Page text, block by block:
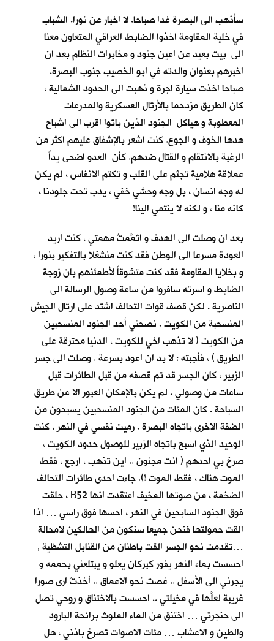
سأذهب الى البصرة غدا صباحا. لا اخبار عن نورا. الشباب
في خلية المقاومة اخذوا الضابط العراقي المتعاون معنا
الى بيت بعيد عن اعين جنود و مخابرات النظام بعد ان
اخبرهم بعنوان والدته في ابو الخصيب جنوب البصرة.
صباحا اخذت سيارة اجرة و ذهبت الى الحدود الشمالية ،
كان الطريق مزدحما بالأرتال العسكرية والمدرعات
المعطوبة و هياكل الجنود الذين باتوا اقرب الى اشباح
هدها الخوف و الجوع. كنت اشعر بالإشفاق عليهم اكثر من
الرغبة بالانتقام و القتال ضدهم. كأن العدو اضحى يداً
عملاقة هلامية تجثم على القلب و تكتم الانفاس ، لم يكن
له وجه انسان ، بل وجه وحشي خفي ، يدب تحت جلودنا ،
كانه منا ، و لكنه لا ينتمي الينا!
بعد ان وصلت الى الهدف و اتَمَّمتُ مهمتي ، كنت اريد
العودة مسرعا الى الوطن فقد كنت منشغلا بالتفكير بنورا ،
و بخلايا المقاومة فقد كنت متشوقاً لأطمئنهم بان زوجة
الضابط و اسرته سافروا من ساعة وصول الرسالة الى
الناصرية . لكن قصف قوات التحالف اشتد على ارتال الجيش
المنسحبة من الكويت . نصحني أحد الجنود المنسحبين
من الكويت ( لا تذهب اخي للكويت ، الدنيا محترقة على
الطريق ) ، فأجبته : لا بد ان اعود بسرعة . وصلت الى جسر
الزبير ، كان الجسر قد تم قصفه من قبل الطائرات قبل
ساعات من وصولي . لم يكن بالإمكان العبور الا عن طريق
السباحة . كان المئات من الجنود المنسحبين يسبحون من
الضفة الاخرى باتجاه البصرة . رميت نفسي في النهر ، كنت
الوحيد الذي اسبح باتجاه الزبير للوصول حدود الكويت ،
صرخ بي احدهم ( انت مجنون .. اين تذهب ، ارجع ، فقط
الموت هناك ، فقط الموت !). جاءت احدى طائرات التحالف
الضخمة ، من صوتها المخيف اعتقدت انها B52 ، حلقت
فوق الجنود السابحين في النهر ، احسها فوق راسي … اذا
القت حمولتها فنحن جميعا سنكون من الهالكين لامحالة
…تقدمت نحو الجسر القت باطنان من القنابل التشظية ,
احسست بماء النهر يفور كبركان يعلو و يبتلعني بحممه و
يجرني الى الأسفل .. غصت نحو الاعماق .. أخذتُ ارى صورا
غريبة لعلَّها في مخيلتي .. احسست بالاختناق و روحي تصل
الى حنجرتي … اختنق من الماء الملوث برائحة البارود
والطين و الاعشاب … مئات الاصوات تصرخ باذني ، هل